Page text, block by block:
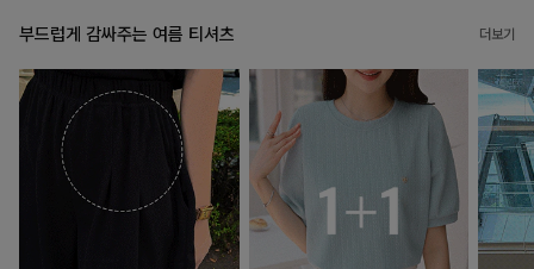
부드럽게 감싸주는 여름 티셔츠 더보기